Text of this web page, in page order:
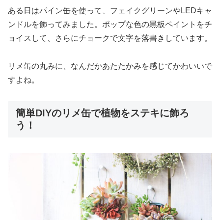
ある日はパイン缶を使って、フェイクグリーンやLEDキャ
ンドルを飾ってみました。ポップな色の黒板ペイントをチ
ョイスして、さらにチョークで文字を落書きしています。
リメ缶の丸みに、なんだかあたたかみを感じてかわいいで
すよね。
簡単DIYのリメ缶で植物をステキに飾ろ
う！